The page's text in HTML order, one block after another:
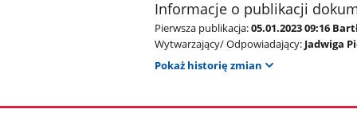
Informacje o publikacji
Pierwsza publikacja:05.01.2023 09:16
Wytwarzający/ Odpowiadający: Jadwiga
Pokaż historię zmian